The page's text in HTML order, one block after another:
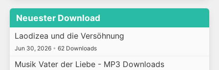
Neuester Download
Laodizea und die Versöhnung
Jun 30, 2026 • 62 Downloads
Musik Vater der Liebe - MP3 Downloads